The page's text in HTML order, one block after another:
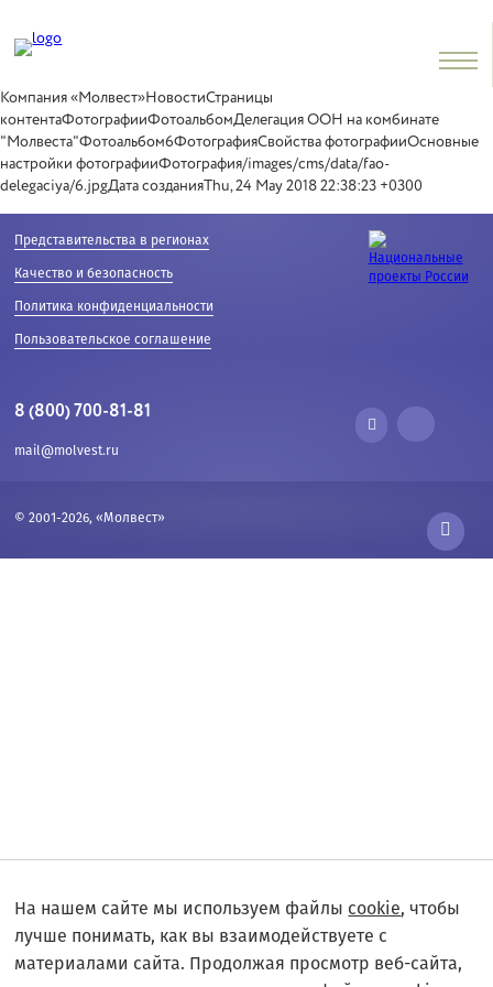
Компания «Молвест»НовостиСтраницы
контентаФотографииФотоальбомДелегация ООН на комбинате
"Молвеста"Фотоальбом6ФотографияСвойства фотографииОсновные
настройки фотографииФотография/images/cms/data/fao-
delegaciya/6.jpgДата созданияThu, 24 May 2018 22:38:23 +0300
Представительства в регионах
Качество и безопасность
Политика конфиденциальности
Пользовательское соглашение
8 (800) 700-81-81
mail@molvest.ru
© 2001-2026, «Молвест»
На нашем сайте мы используем файлы cookie, чтобы
лучше понимать, как вы взаимодействуете с
материалами сайта. Продолжая просмотр веб-сайта,